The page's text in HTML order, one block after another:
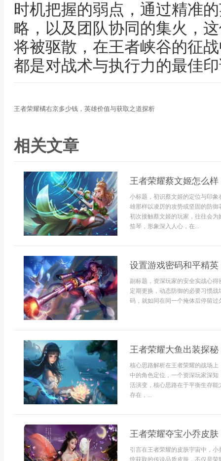
时机把握的弱点，通过精准
略，以及团队协同的集火，
将被驱散，在王者峡谷的征
都是对战术与执行力的最佳
王者荣耀橘右京多少钱，英雄价值与获取之道探析
相关文章
王者荣耀蔡文姬怎么
小标题，初识蔡文姬的定位与印
雄那样以凌厉的攻势或坚固的防
初次接触蔡文姬的玩家，往往会
笳琴，形象深入人心，在...
设置游戏密码和平精
副标题，资深玩家的安全实战心
定期更换，动态防御的必要习惯
码，就如同在同一个掩体后停留
王者荣耀大鱼出装探
核心思路解析在王者荣耀的战场
中的角色定位，一个资深玩家深
活演变，核心思路在于平衡生存
存在，...
王者荣耀夺宝小乔皮
引言在王者荣耀的皮肤宇宙中，
统获取的传说品质皮肤，不仅是